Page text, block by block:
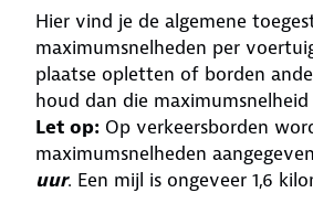
Hier vind je de algemene
maximumsnelheden per
plaatse opletten of borden
houd dan die maximumsnelheid
Let op: Op verkeersborden
maximumsnelheden
uur. Een mijl is ongeveer 1,6